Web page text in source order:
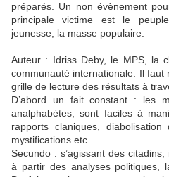
préparés. Un non évènement
principale victime est le
jeunesse, la masse populaire.
Auteur : Idriss Deby, le MPS, la
communauté internationale. Il faut
grille de lecture des résultats à
D’abord un fait constant : les
analphabètes, sont faciles à
rapports claniques, diabolisation
mystifications etc.
Secundo : s’agissant des
à partir des analyses politiques,